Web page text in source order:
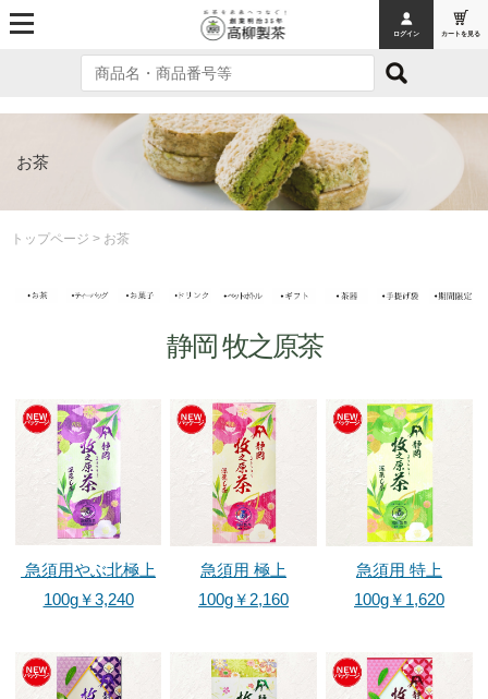
ログイン カートを見る
トップページ
オンラインショッピング
お茶
お菓子
フィナンシェ
ドリンク
ギフト
ソフトクリーム※毎日販売
お茶
トップページ > お茶
静岡 牧之原茶
急須用やぶ北極上
100g￥3,240
急須用 極上
100g￥2,160
急須用 特上
100g￥1,620